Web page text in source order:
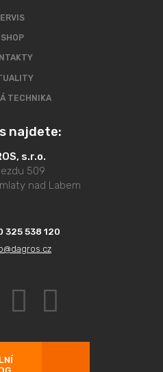
TECHNIKA
najdete:
s.r.o.
509
nad Labem
325 538 120